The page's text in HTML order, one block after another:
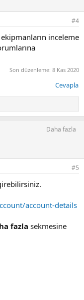
#4
inceleme
Son düzenleme: 8 Kas 2020
Cevapla
Daha fazla
#5
account-details
fazla sekmesine